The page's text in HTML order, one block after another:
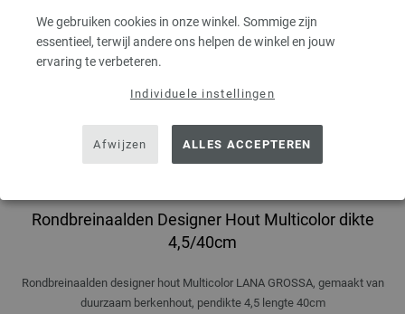
We gebruiken cookies in onze winkel. Sommige zijn
essentieel, terwijl andere ons helpen de winkel en jouw
ervaring te verbeteren.
Individuele instellingen
Afwijzen ALLES ACCEPTEREN
Rondbreinaalden Designer Hout Multicolor dikte
4,5/40cm
Rondbreinaalden designer hout Multicolor LANA GROSSA, gemaakt van
duurzaam berkenhout, pendikte 4,5 lengte 40cm